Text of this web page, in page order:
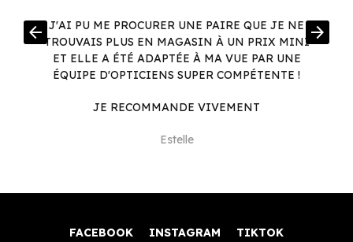
J'AI PU ME PROCURER UNE PAIRE QUE JE NE
TROUVAIS PLUS EN MAGASIN À UN PRIX MINI
ET ELLE A ÉTÉ ADAPTÉE À MA VUE PAR UNE
ÉQUIPE D'OPTICIENS SUPER COMPÉTENTE !
JE RECOMMANDE VIVEMENT
Estelle
arrow_back arrow_forward
FACEBOOK INSTAGRAM TIKTOK